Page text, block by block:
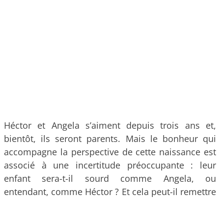
Héctor et Angela s’aiment depuis trois ans et,
bientôt, ils seront parents. Mais le bonheur qui
accompagne la perspective de cette naissance est
associé à une incertitude préoccupante : leur
enfant sera-t-il sourd comme Angela, ou
entendant, comme Héctor ? Et cela peut-il remettre